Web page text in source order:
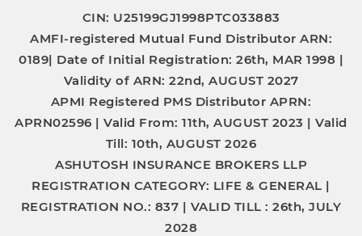
CIN: U25199GJ1998PTC033883
AMFI-registered Mutual Fund Distributor ARN:
0189| Date of Initial Registration: 26th, MAR 1998 |
Validity of ARN: 22nd, AUGUST 2027
APMI Registered PMS Distributor APRN:
APRN02596 |Valid From: 11th, AUGUST 2023 |Valid
Till: 10th, AUGUST 2026
ASHUTOSH INSURANCE BROKERS LLP
REGISTRATION CATEGORY: LIFE & GENERAL |
REGISTRATION NO.: 837 | VALID TILL :26th, JULY
2028